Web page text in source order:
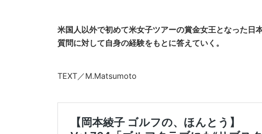
米国人以外で初めて米女子ツアーの賞金女王となった日
質問に対して自身の経験をもとに答えていく。
TEXT／M.Matsumoto